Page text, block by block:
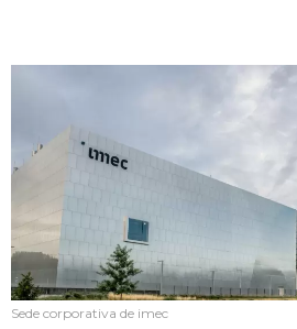
Sede corporativa de imec